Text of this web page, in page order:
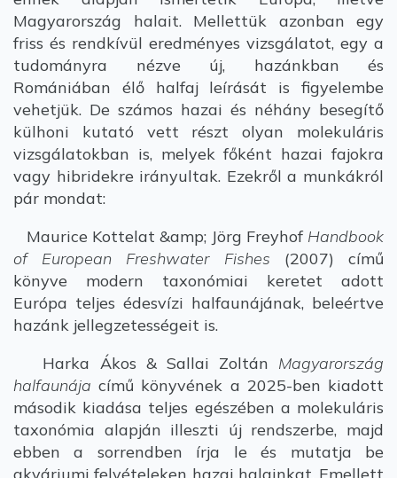
Magyarország halait. Mellettük azonban egy
friss és rendkívül eredményes vizsgálatot, egy a
tudományra nézve új, hazánkban és
Romániában élő halfaj leírását is figyelembe
vehetjük. De számos hazai és néhány besegítő
külhoni kutató vett részt olyan molekuláris
vizsgálatokban is, melyek főként hazai fajokra
vagy hibridekre irányultak. Ezekről a munkákról
pár mondat:
Maurice Kottelat &amp; Jörg Freyhof Handbook
of European Freshwater Fishes (2007) című
könyve modern taxonómiai keretet adott
Európa teljes édesvízi halfaunájának, beleértve
hazánk jellegzetességeit is.
Harka Ákos & Sallai Zoltán Magyarország
halfaunájacímű könyvének a 2025-ben kiadott
második kiadása teljes egészében a molekuláris
taxonómia alapján illeszti új rendszerbe, majd
ebben a sorrendben írja le és mutatja be